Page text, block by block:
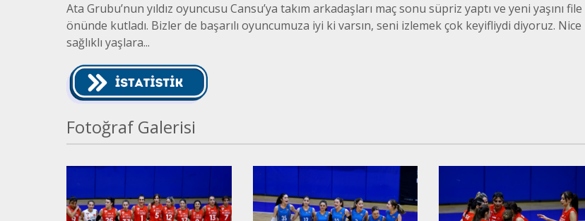
Ata Grubu’nun yıldız oyuncusu Cansu’ya takım arkadaşları maç sonu süpriz yaptı ve yeni yaşını file
önünde kutladı. Bizler de başarılı oyuncumuza iyi ki varsın, seni izlemek çok keyifliydi diyoruz. Nice
sağlıklı yaşlara...
Fotoğraf Galerisi